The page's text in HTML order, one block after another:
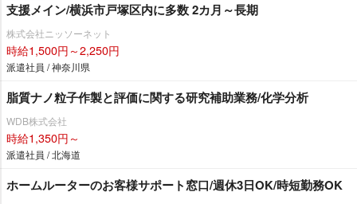
支援メイン/横浜市戸塚区内に多数 2カ月～長期
株式会社ニッソーネット
時給1,500円～2,250円
派遣社員 / 神奈川県
脂質ナノ粒子作製と評価に関する研究補助業務/化学分析
WDB株式会社
時給1,350円～
派遣社員 / 北海道
ホームルーターのお客様サポート窓口/週休3日OK/時短勤務OK